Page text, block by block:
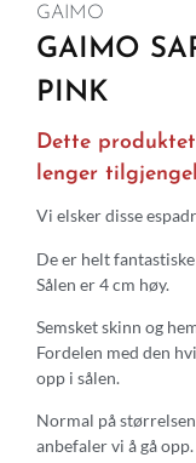
GAIMO
GAIMO
PINK
Dette
lenger
Vi elsker disse
De er helt
Sålen er 4 cm høy.
Semsket skinn og
Fordelen med den
opp i sålen.
Normal på
anbefaler vi å gå opp.